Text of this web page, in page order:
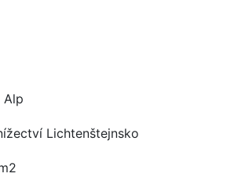
Alp
Lichtenštejnsko